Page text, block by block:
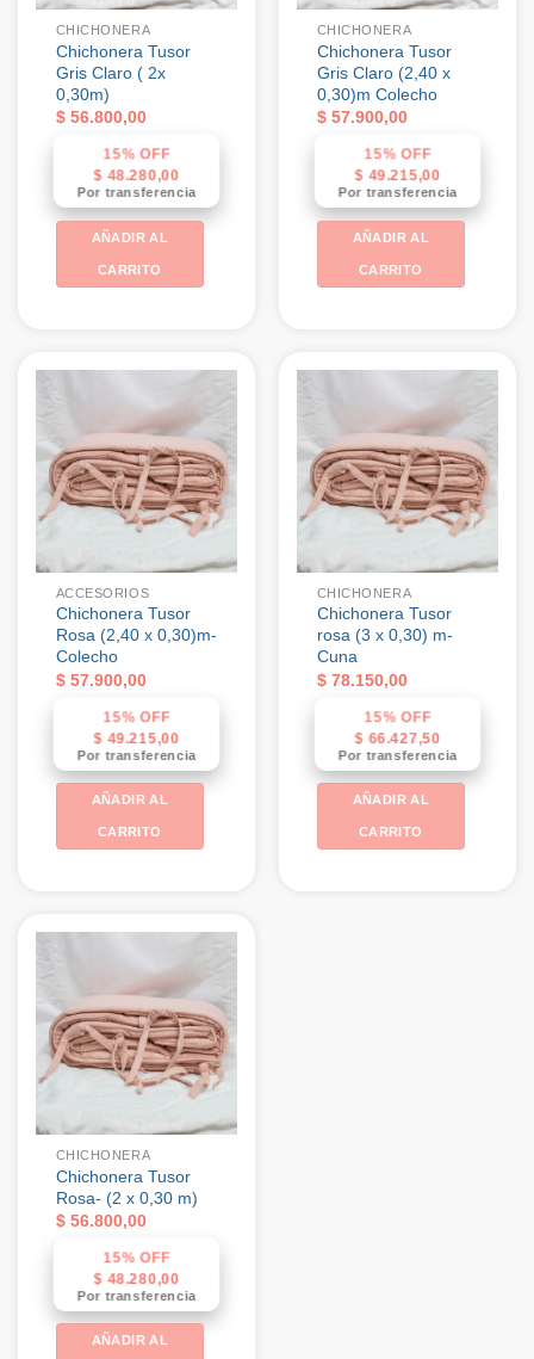
CHICHONERA
Chichonera Tusor
Gris Claro ( 2x
0,30m)
$56.800,00
15% OFF
$ 48.280,00
Por transferencia
AÑADIR AL
CARRITO
CHICHONERA
Chichonera Tusor
Gris Claro (2,40 x
0,30)m Colecho
$57.900,00
15% OFF
$ 49.215,00
Por transferencia
AÑADIR AL
CARRITO
ACCESORIOS
Chichonera Tusor
Rosa (2,40 x 0,30)m-
Colecho
$57.900,00
15% OFF
$ 49.215,00
Por transferencia
AÑADIR AL
CARRITO
CHICHONERA
Chichonera Tusor
rosa (3 x 0,30) m-
Cuna
$78.150,00
15% OFF
$ 66.427,50
Por transferencia
AÑADIR AL
CARRITO
CHICHONERA
Chichonera Tusor
Rosa- (2 x 0,30 m)
$56.800,00
15% OFF
$ 48.280,00
Por transferencia
AÑADIR AL